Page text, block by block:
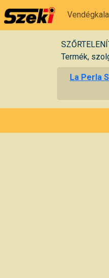
Termék,
La Perla